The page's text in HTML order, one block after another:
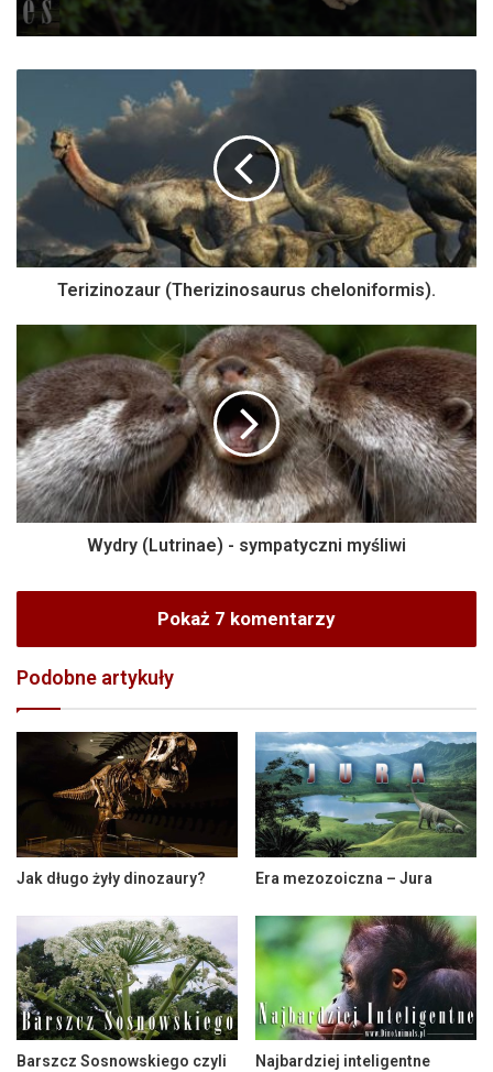
Terizinozaur (Therizinosaurus cheloniformis).
Wydry (Lutrinae) - sympatyczni myśliwi
Pokaż 7 komentarzy
Podobne artykuły
Jak długo żyły dinozaury? Era mezozoiczna – Jura
Barszcz Sosnowskiego czyli
Najbardziej inteligentne